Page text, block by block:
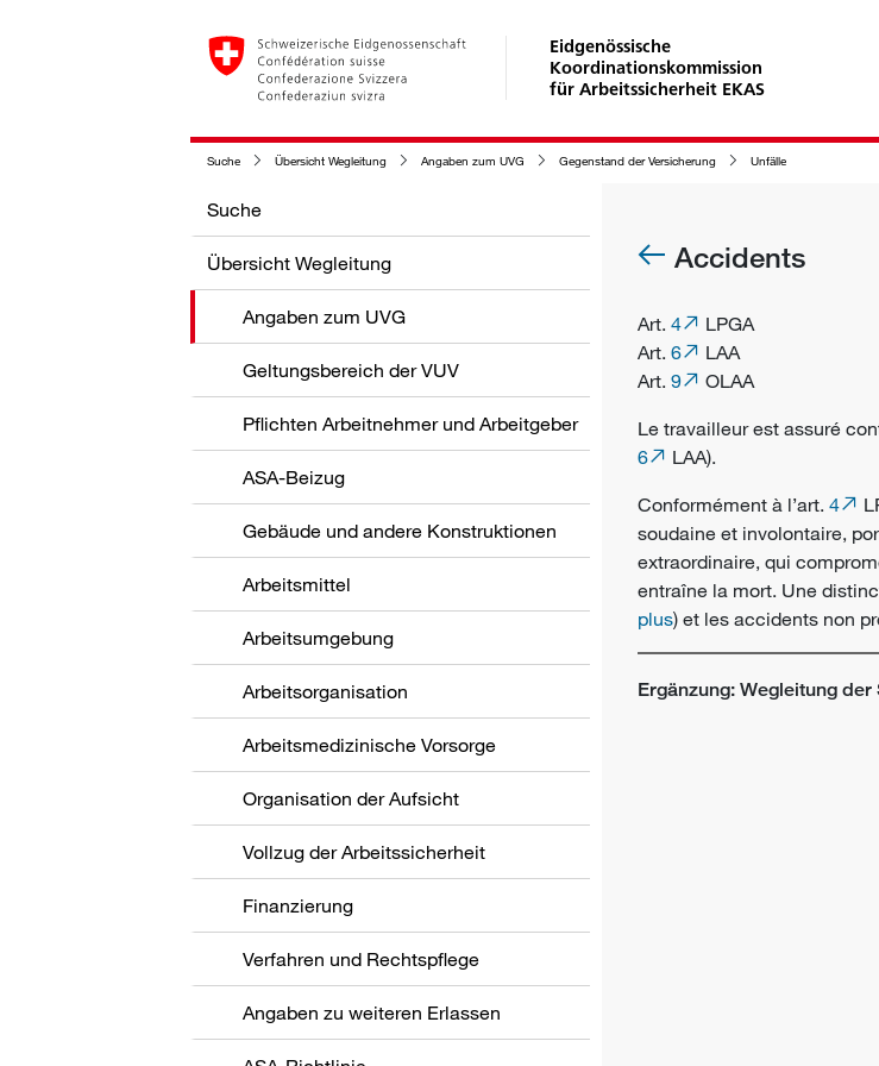
Eidgenössische
Koordinationskommission
für Arbeitssicherheit EKAS
Suche Übersicht Wegleitung Angaben zum UVG Gegenstand der Versicherung Unfälle
Suche
Übersicht Wegleitung
Angaben zum UVG
Geltungsbereich der VUV
Pflichten Arbeitnehmer und Arbeitgeber
ASA-Beizug
Gebäude und andere Konstruktionen
Arbeitsmittel
Arbeitsumgebung
Arbeitsorganisation
Arbeitsmedizinische Vorsorge
Organisation der Aufsicht
Vollzug der Arbeitssicherheit
Finanzierung
Verfahren und Rechtspflege
Angaben zu weiteren Erlassen
Accidents
Art. 4
LPGA
Art. 6
LAA
Art. 9
OLAA
Le travailleurest assuré
6
LAA).
Conformément à l’art. 4
soudaine et involontaire,
extraordinaire, qui
entraîne la mort. Une
plus) et les accidents non
Ergänzung: Wegleitung